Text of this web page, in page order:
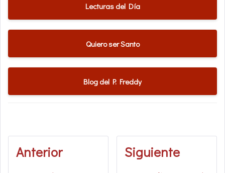
Lecturas del Día
Quiero ser Santo
Blog del P. Freddy
Anterior Siguiente